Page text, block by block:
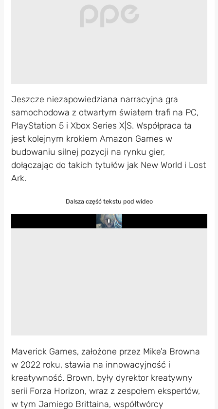
Jeszcze niezapowiedziana narracyjna gra
samochodowa z otwartym światem trafi na PC,
PlayStation 5 i Xbox Series X|S. Współpraca ta
jest kolejnym krokiem Amazon Games w
budowaniu silnej pozycji na rynku gier,
dołączając do takich tytułów jak New World i Lost
Ark.
Dalsza część tekstu pod wideo
Play
Maverick Games, założone przez Mike'a Browna
w 2022 roku, stawia na innowacyjność i
kreatywność. Brown, były dyrektor kreatywny
serii Forza Horizon, wraz z zespołem ekspertów,
w tym Jamiego Brittaina, współtwórcy